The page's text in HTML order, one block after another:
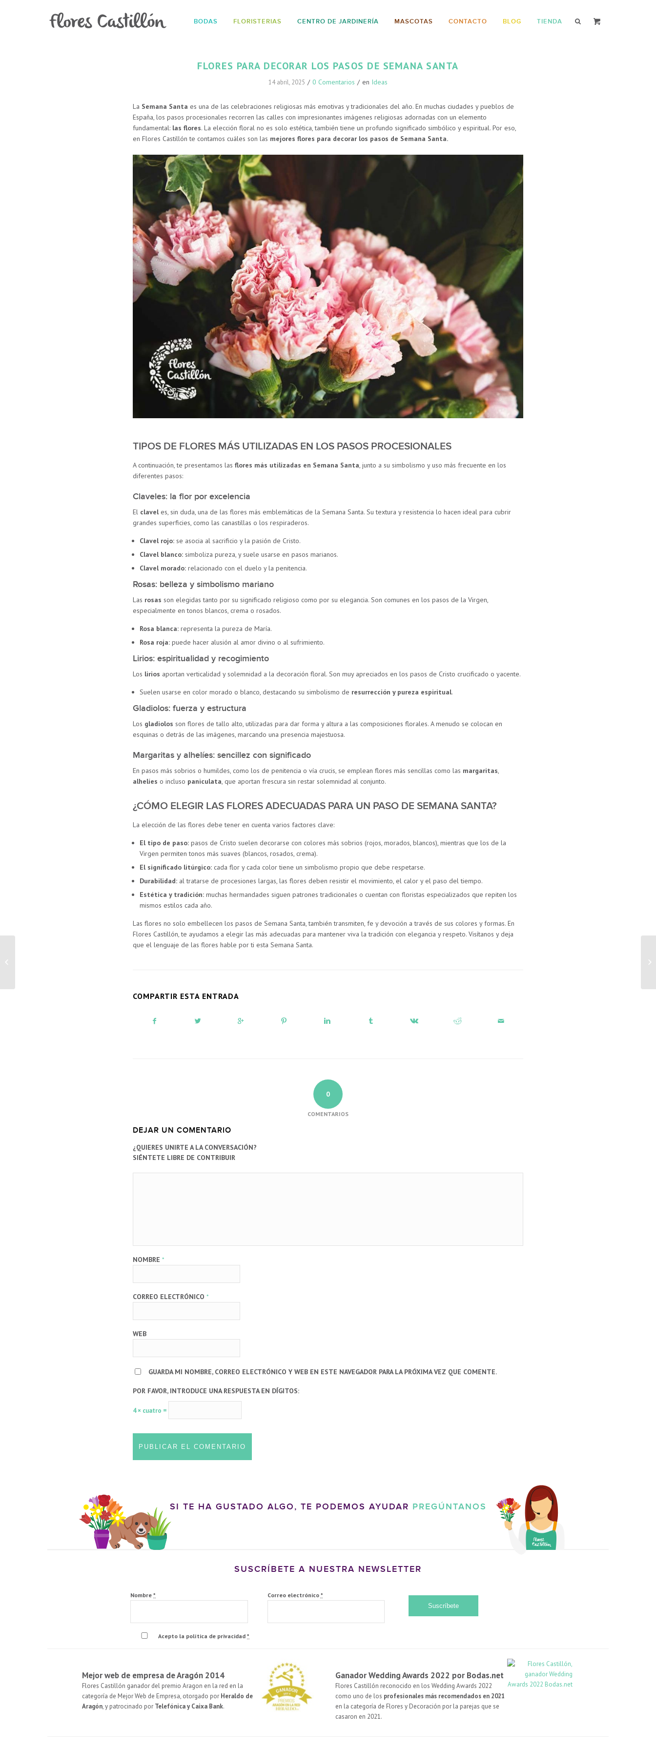
BODAS FLORISTERIAS CENTRO DE JARDINERÍA MASCOTAS CONTACTO BLOG TIENDA
FLORES PARA DECORAR LOS PASOS DE SEMANA SANTA
14 abril, 2025 / 0 Comentarios / en Ideas
La Semana Santa es una de las celebraciones religiosas más emotivas y tradicionales del año. En muchas ciudades y pueblos de
España, los pasos procesionales recorren las calles con impresionantes imágenes religiosas adornadas con un elemento
fundamental: las flores. La elección floral no es solo estética, también tiene un profundo significado simbólico y espiritual. Por eso,
en Flores Castillón te contamos cuáles son las mejores flores para decorar los pasos de Semana Santa.
TIPOS DE FLORES MÁS UTILIZADAS EN LOS PASOS PROCESIONALES
A continuación, te presentamos las flores más utilizadas en Semana Santa, junto a su simbolismo y uso más frecuente en los
diferentes pasos:
Claveles: la flor por excelencia
El claveles, sin duda, una de las flores más emblemáticas de la Semana Santa. Su textura y resistencia lo hacen ideal para cubrir
grandes superficies, como las canastillas o los respiraderos.
Clavel rojo:se asocia al sacrificio y la pasión de Cristo.
Clavel blanco:simboliza pureza, y suele usarse en pasos marianos.
Clavel morado:relacionado con el duelo y la penitencia.
Rosas: belleza y simbolismo mariano
Las rosas son elegidas tanto por su significado religioso como por su elegancia. Son comunes en los pasos de la Virgen,
especialmente en tonos blancos, crema o rosados.
Rosa blanca:representa la pureza de María.
Rosa roja:puede hacer alusión al amor divino o al sufrimiento.
Lirios: espiritualidad y recogimiento
Los lirios aportan verticalidad y solemnidad a la decoración floral. Son muy apreciados en los pasos de Cristo crucificado o yacente.
Suelen usarse en color morado o blanco, destacando su simbolismo de resurrección y pureza espiritual.
Gladiolos: fuerza y estructura
Los gladiolos son flores de tallo alto, utilizadas para dar forma y altura a las composiciones florales. A menudo se colocan en
esquinas o detrás de las imágenes, marcando una presencia majestuosa.
Margaritas y alhelíes: sencillez con significado
En pasos más sobrios o humildes, como los de penitencia o vía crucis, se emplean flores más sencillas como las margaritas,
alhelíes o incluso paniculata, que aportan frescura sin restar solemnidad al conjunto.
¿CÓMO ELEGIR LAS FLORES ADECUADAS PARA UN PASO DE SEMANA SANTA?
La elección de las flores debe tener en cuenta varios factores clave:
El tipo de paso:pasos de Cristo suelen decorarse con colores más sobrios (rojos, morados, blancos), mientras que los de la
Virgen permiten tonos más suaves (blancos, rosados, crema).
El significado litúrgico:cada flor y cada color tiene un simbolismo propio que debe respetarse.
Durabilidad:al tratarse de procesiones largas, las flores deben resistir el movimiento, el calor y el paso del tiempo.
Estética y tradición:muchas hermandades siguen patrones tradicionales o cuentan con floristas especializados que repiten los
mismos estilos cada año.
Las flores no solo embellecen los pasos de Semana Santa, también transmiten, fe y devoción a través de sus colores y formas. En
Flores Castillón, te ayudamos a elegir las más adecuadas para mantener viva la tradición con elegancia y respeto. Visítanos y deja
que el lenguaje de las flores hable por ti esta Semana Santa.
COMPARTIR ESTA ENTRADA
0
COMENTARIOS
DEJAR UN COMENTARIO
¿QUIERES UNIRTE A LA CONVERSACIÓN?
SIÉNTETE LIBRE DE CONTRIBUIR
NOMBRE *
CORREO ELECTRÓNICO *
WEB
GUARDA MI NOMBRE, CORREO ELECTRÓNICO Y WEB EN ESTE NAVEGADOR PARA LA PRÓXIMA VEZ QUE COMENTE.
POR FAVOR, INTRODUCE UNA RESPUESTA EN DÍGITOS:
4 × cuatro =
SI TE HA GUSTADO ALGO, TE PODEMOS AYUDAR PREGÚNTANOS
SUSCRÍBETE A NUESTRA NEWSLETTER
Nombre * Correo electrónico *
Acepto la política de privacidad *
Mejor web de empresa de Aragón 2014
Flores Castillón ganador del premio Aragon en la red en la
categoría de Mejor Web de Empresa, otorgado por Heraldo de
Aragón, y patrocinado por Telefónica y Caixa Bank.
Ganador Wedding Awards 2022 por Bodas.net
Flores Castillón reconocido en los Wedding Awards 2022
como uno de los profesionales más recomendados en 2021
en la categoría de Flores y Decoración por la parejas que se
casaron en 2021.